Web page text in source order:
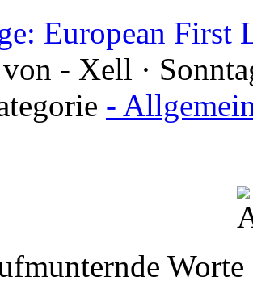
European First
- Xell ·
-